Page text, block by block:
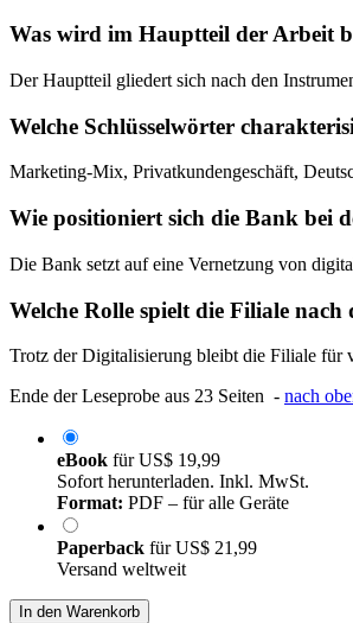
Was wird im Hauptteil der Arbeit
Der Hauptteil gliedert sich nach den
Welche Schlüsselwörter
Marketing-Mix, Privatkundengeschäft,
Wie positioniert sich die Bank bei
Die Bank setzt auf eine Vernetzung von
Welche Rolle spielt die Filiale
Trotz der Digitalisierung bleibt die Filiale für
Ende der Leseprobe aus 23 Seiten - nach
eBook fürUS$ 19,99
Sofort herunterladen. Inkl. MwSt.
Format: PDF – für alle Geräte
Paperback fürUS$ 21,99
Versand weltweit
In den Warenkorb